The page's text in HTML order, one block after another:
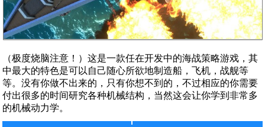
（极度烧脑注意！）这是一款任在开发中的海战策略游戏，其
中最大的特色是可以自己随心所欲地制造船，飞机，战舰等
等。没有你做不出来的，只有你想不到的，不过相应的你需要
付出很多的时间研究各种机械结构，当然这会让你学到非常多
的机械动力学。